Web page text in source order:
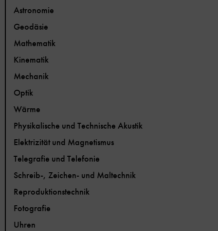
Astronomie
Geodäsie
Mathematik
Kinematik
Mechanik
Optik
Wärme
Physikalische und Technische Akustik
Elektrizität und Magnetismus
Telegrafie und Telefonie
Schreib-, Zeichen- und Maltechnik
Reproduktionstechnik
Fotografie
Uhren